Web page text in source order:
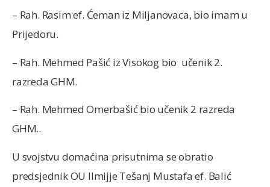
– Rah. Rasim ef. Ćeman iz Miljanovaca, bio imam u
Prijedoru.
– Rah. Mehmed Pašić iz Visokog bio učenik 2.
razreda GHM.
– Rah. Mehmed Omerbašić bio učenik 2 razreda
GHM..
U svojstvu domaćina prisutnima se obratio
predsjednik OU Ilmijje Tešanj Mustafa ef. Balić